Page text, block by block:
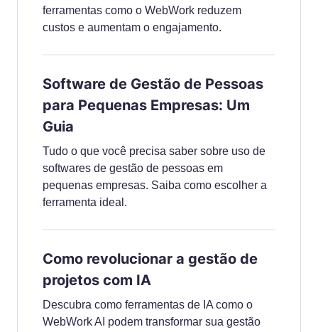
ferramentas como o WebWork reduzem
custos e aumentam o engajamento.
Software de Gestão de Pessoas
para Pequenas Empresas: Um
Guia
Tudo o que você precisa saber sobre uso de
softwares de gestão de pessoas em
pequenas empresas. Saiba como escolher a
ferramenta ideal.
Como revolucionar a gestão de
projetos com IA
Descubra como ferramentas de IA como o
WebWork AI podem transformar sua gestão